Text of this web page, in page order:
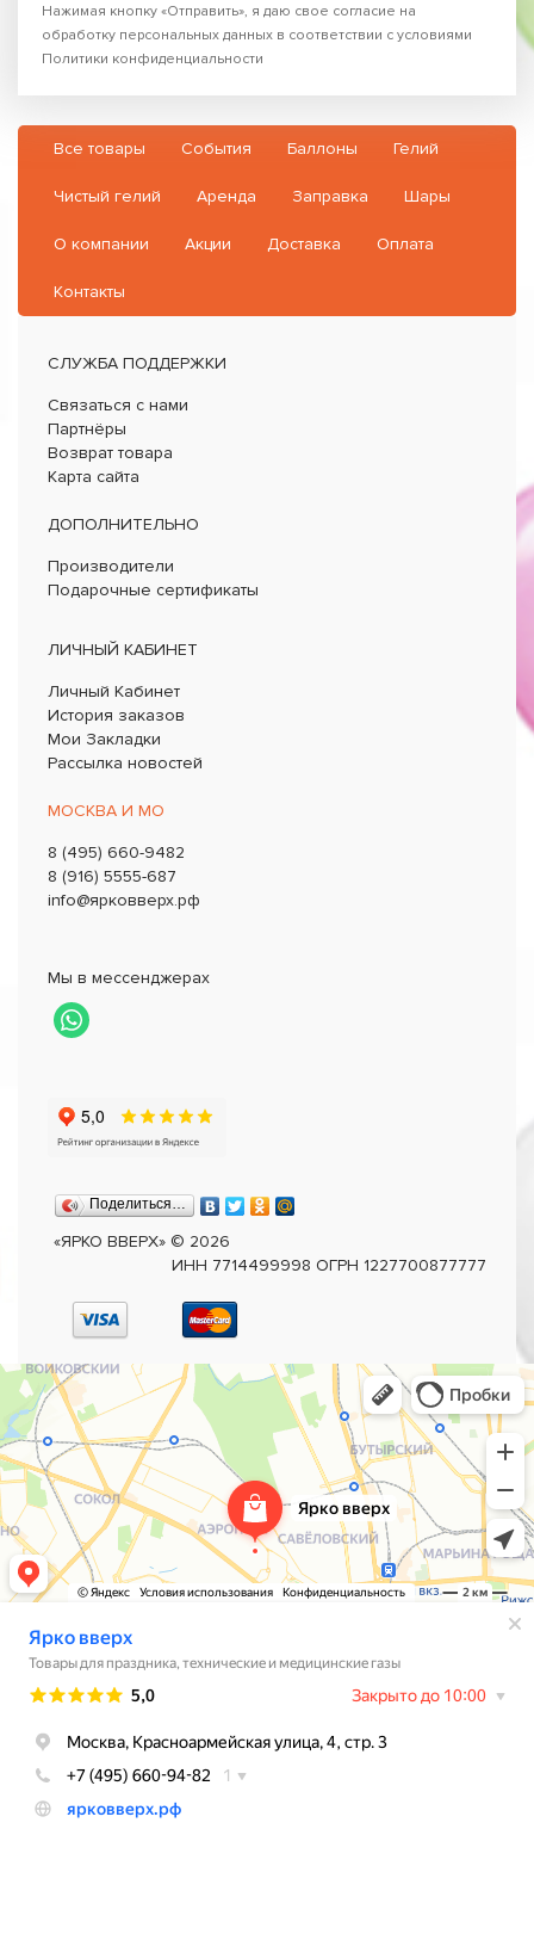
Нажимая кнопку «Отправить», я даю свое согласие на
обработку персональных данных в соответствии с условиями
Политики конфиденциальности
Все товары События Баллоны Гелий
Чистый гелий Аренда Заправка Шары
О компании Акции Доставка Оплата
Контакты
СЛУЖБА ПОДДЕРЖКИ
Связаться с нами
Партнёры
Возврат товара
Карта сайта
ДОПОЛНИТЕЛЬНО
Производители
Подарочные сертификаты
ЛИЧНЫЙ КАБИНЕТ
Личный Кабинет
История заказов
Мои Закладки
Рассылка новостей
МОСКВА И МО
8 (495) 660-9482
8 (916) 5555-687
info@ярковверх.рф
Мы в мессенджерах
Поделиться…
«ЯРКО ВВЕРХ» © 2026
ИНН 7714499998 ОГРН 1227700877777